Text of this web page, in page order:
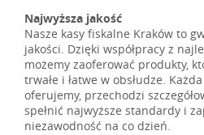
Najwyższa jakość
Nasze kasy fiskalne Kraków to
jakości. Dzięki współpracy z
możemy zaoferować produkty,
trwałe i łatwe w obsłudze.
oferujemy, przechodzi
spełnić najwyższe standardy i
niezawodność na co dzień.